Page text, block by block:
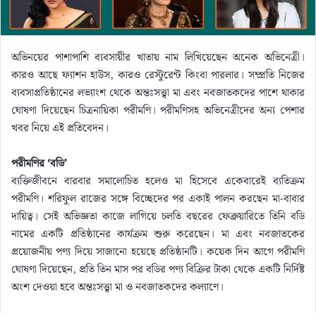
অভিনয়ের পাশাপাশি ব্যবসায়ীর খাতায় নাম লিখিয়েছেন অনেক অভিনেত্রী।
কারও আছে ফ্যাশন হাউস, কারও রেস্টুরেন্ট কিংবা পারলার। সম্প্রতি নিজের
ব্যবসাপ্রতিষ্ঠানের লভ্যাংশ থেকে অন্তঃসত্ত্বা মা এবং নবজাতকদের পাশে থাকার
ঘোষণা দিয়েছেন চিত্রনায়িকা পরীমণি। পরীমণিসহ অভিনেত্রীদের অন্য পেশার
খবর নিয়ে এই প্রতিবেদন।
পরীমণির ‘বডি’
ব্যক্তিজীবনে বারবার সমালোচিত হলেও মা হিসেবে একেবারেই ব্যতিক্রম
পরীমণি। শরিফুল রাজের সঙ্গে বিচ্ছেদের পর একাই পালন করছেন মা-বাবার
দায়িত্ব। সেই অভিজ্ঞতা কাজে লাগিয়ে চলতি বছরের ফেব্রুয়ারিতে তিনি বডি
নামের একটি প্রতিষ্ঠানের কার্যক্রম শুরু করেছেন। মা এবং নবজাতকের
প্রয়োজনীয় পণ্য দিয়ে সাজানো হয়েছে প্রতিষ্ঠানটি। কয়েক দিন আগে পরীমণি
ঘোষণা দিয়েছেন, প্রতি তিন মাস পর বডির পণ্য বিক্রির টাকা থেকে একটি নির্দিষ্ট
অংশ দেওয়া হবে অন্তঃসত্ত্বা মা ও নবজাতকদের কল্যাণে।